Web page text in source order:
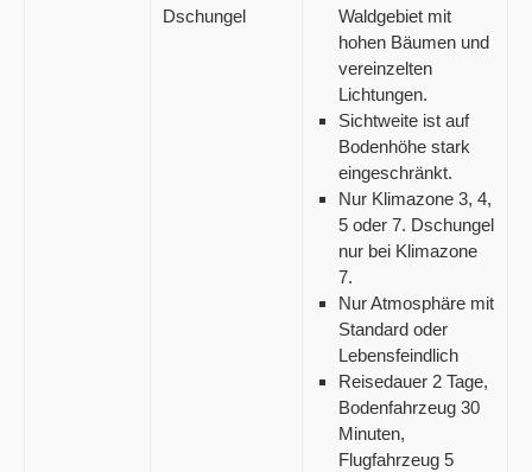
Dschungel
Waldgebiet mit
hohen Bäumen und
vereinzelten
Lichtungen.
Sichtweite ist auf
Bodenhöhe stark
eingeschränkt.
Nur Klimazone 3, 4,
5 oder 7. Dschungel
nur bei Klimazone
7.
Nur Atmosphäre mit
Standard oder
Lebensfeindlich
Reisedauer 2 Tage,
Bodenfahrzeug 30
Minuten,
Flugfahrzeug 5